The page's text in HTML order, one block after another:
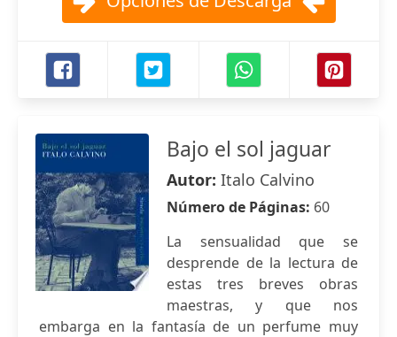
Bajo el sol jaguar
Autor: Italo Calvino
Número de Páginas: 60
La sensualidad que se
desprende de la lectura de
estas tres breves obras
maestras, y que nos
embarga en la fantasía de un perfume muy